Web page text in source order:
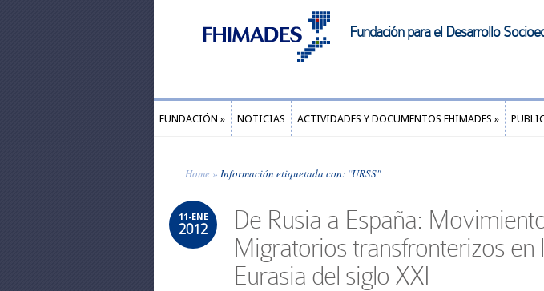
Fundación para el Desarrollo
FUNDACIÓN » NOTICIAS ACTIVIDADES Y DOCUMENTOS FHIMADES »
Home » Información etiquetada con: "URSS"
11-ENE
2012
De Rusia a España:
Migratorios transfronterizos en
Eurasia del siglo XXI